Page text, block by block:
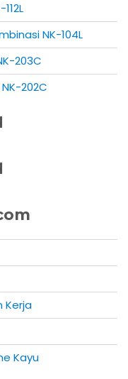
NK-104L
203C
202C
Kerja
Kayu